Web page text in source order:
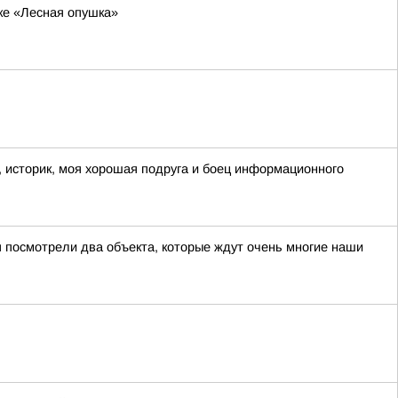
«Лесная опушка»
моя хорошая подруга и боец информационного
два объекта, которые ждут очень многие наши